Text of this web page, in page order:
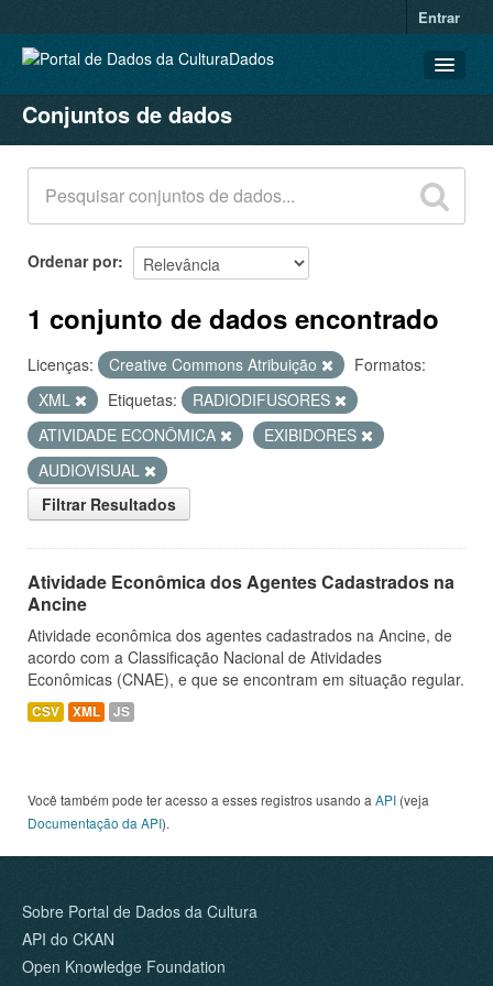
Entrar
CONJUNTOS DE DADOS
ORGANIZAÇÕES
GRUPOS
SOBRE
Conjuntos de dados
Ordenar por
1 conjunto de dados encontrado
Licenças: Creative Commons Atribuição
Formatos:
XML
Etiquetas:
RADIODIFUSORES
ATIVIDADE ECONÔMICA
EXIBIDORES
AUDIOVISUAL
Filtrar Resultados
Atividade Econômica dos Agentes Cadastrados na
Ancine
Atividade econômica dos agentes cadastrados na Ancine, de
acordo com a Classificação Nacional de Atividades
Econômicas (CNAE), e que se encontram em situação regular.
CSV XML JS
Você também pode ter acesso a esses registros usando a API (veja
Documentação da API).
Sobre Portal de Dados da Cultura
API do CKAN
Open Knowledge Foundation